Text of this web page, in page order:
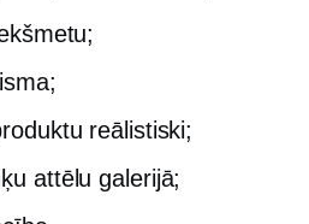
reālistiski;
attēlu galerijā;